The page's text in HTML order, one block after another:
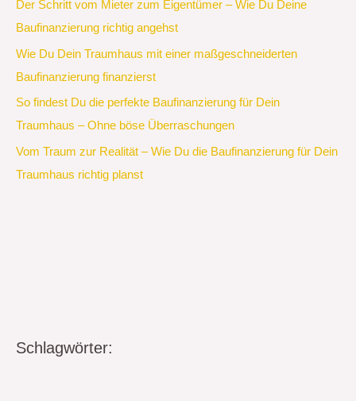
Der Schritt vom Mieter zum Eigentümer – Wie Du Deine
Baufinanzierung richtig angehst
Wie Du Dein Traumhaus mit einer maßgeschneiderten
Baufinanzierung finanzierst
So findest Du die perfekte Baufinanzierung für Dein
Traumhaus – Ohne böse Überraschungen
Vom Traum zur Realität – Wie Du die Baufinanzierung für Dein
Traumhaus richtig planst
Schlagwörter: